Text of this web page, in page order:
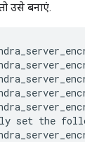
उसे बनाएं.
set the